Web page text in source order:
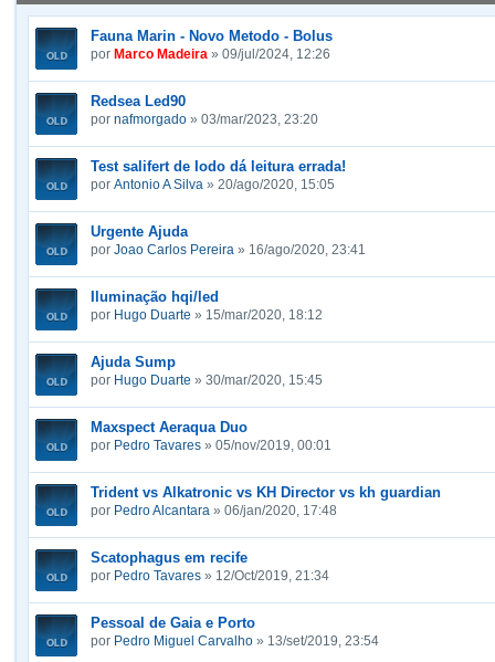
Fauna Marin - Novo Metodo - Bolus
por Marco Madeira » 09/jul/2024, 12:26
Redsea Led90
por nafmorgado » 03/mar/2023, 23:20
Test salifert de Iodo dá leitura errada!
por Antonio A Silva » 20/ago/2020, 15:05
Urgente Ajuda
por Joao Carlos Pereira » 16/ago/2020, 23:41
Iluminação hqi/led
por Hugo Duarte » 15/mar/2020, 18:12
Ajuda Sump
por Hugo Duarte » 30/mar/2020, 15:45
Maxspect Aeraqua Duo
por Pedro Tavares » 05/nov/2019, 00:01
Trident vs Alkatronic vs KH Director vs kh guardian
por Pedro Alcantara » 06/jan/2020, 17:48
Scatophagus em recife
por Pedro Tavares » 12/Oct/2019, 21:34
Pessoal de Gaia e Porto
por Pedro Miguel Carvalho » 13/set/2019, 23:54